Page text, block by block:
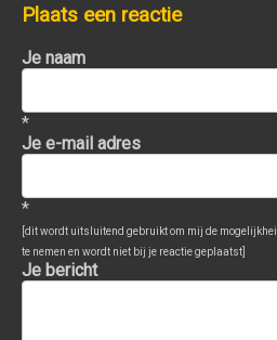
Plaats een reactie
Je naam
*
Je e-mail adres
*
[dit wordt uitsluitend gebruikt om mij de
te nemen en wordt niet bij je reactie geplaatst]
Je bericht